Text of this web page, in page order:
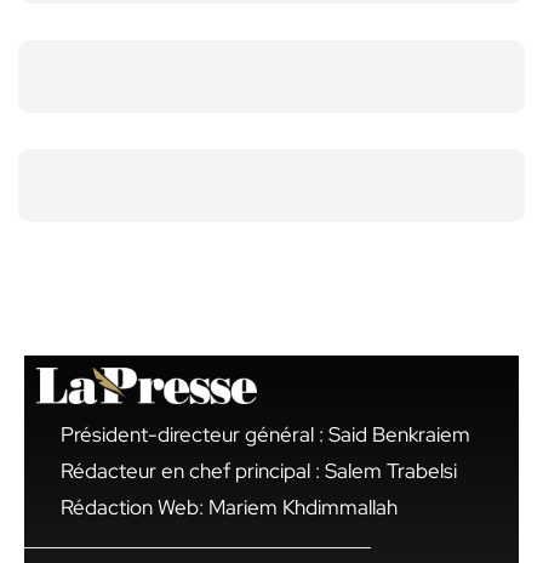
Président-directeur général : Said Benkraiem
Rédacteur en chef principal : Salem Trabelsi
Rédaction Web: Mariem Khdimmallah